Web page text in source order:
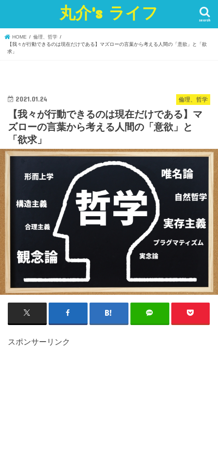
丸介's ライフ search
HOME
倫理、哲学
【我々が行動できるのは現在だけである】マズローの言葉から考える人間の「意欲」と「欲
求」
倫理、哲学
2021.01.24
【我々が行動できるのは現在だけである】マ
ズローの言葉から考える人間の「意欲」と
「欲求」
スポンサーリンク